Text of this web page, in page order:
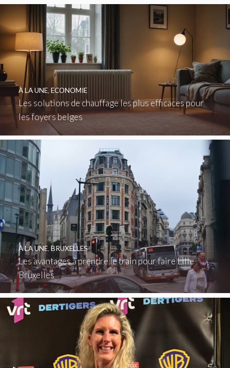
Les solutions de chauffage les plus efficaces pour
les foyers belges
À LA UNE, ECONOMIE
Les avantages à prendre le train pour faire Lille
Bruxelles
À LA UNE, BRUXELLES